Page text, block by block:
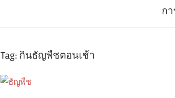
ก
Tag: กินธัญพืชตอนเช้า